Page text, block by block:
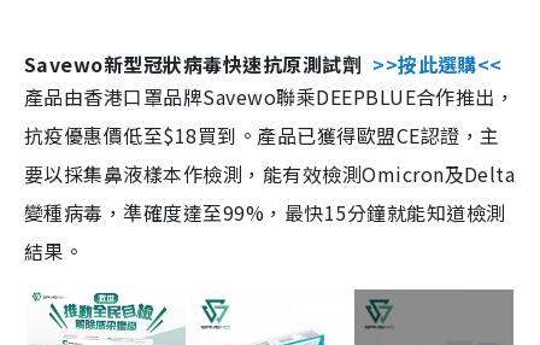
Savewo新型冠狀病毒快速抗原測試劑 >>按此選購<<
產品由香港口罩品牌Savewo聯乘DEEPBLUE合作推出，
抗疫優惠價低至$18買到。產品已獲得歐盟CE認證，主
要以採集鼻液樣本作檢測，能有效檢測Omicron及Delta
變種病毒，準確度達至99%，最快15分鐘就能知道檢測
結果。